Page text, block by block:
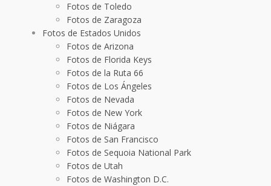
Fotos de Toledo
Fotos de Zaragoza
Fotos de Estados Unidos
Fotos de Arizona
Fotos de Florida Keys
Fotos de la Ruta 66
Fotos de Los Ángeles
Fotos de Nevada
Fotos de New York
Fotos de Niágara
Fotos de San Francisco
Fotos de Sequoia National Park
Fotos de Utah
Fotos de Washington D.C.